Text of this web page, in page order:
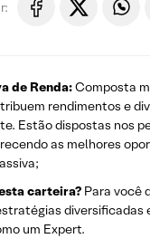
de Renda:Composta
rendimentos e
Estão dispostas nos
as melhores
carteira? Para você
diversificadas
um Expert.